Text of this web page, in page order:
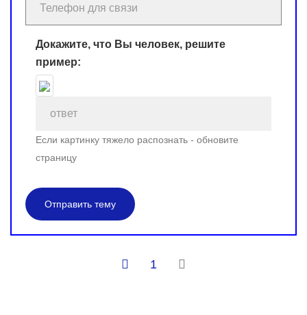
Докажите, что Вы человек, решите
пример:
Если картинку тяжело распознать - обновите
страницу
Отправить тему
1